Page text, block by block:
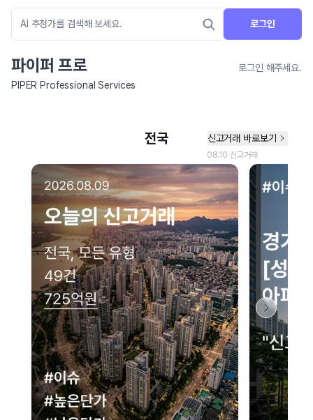
로그인
파이퍼 프로
로그인 해주세요.
PIPER Professional Services
네이버 지도 연결 안내
현재 네이버 지도 연결이 원활하지 않아 지도를 불러올 수 없습니다.
이용에 불편을 드려 죄송합니다.
다시 시도